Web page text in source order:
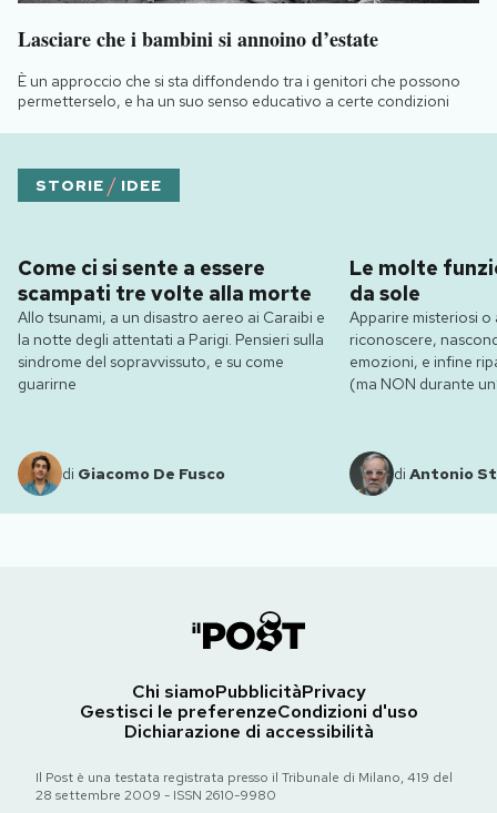
Lasciare che i bambini si annoino d’estate
È un approccio che si sta diffondendo tra i genitori che possono
permetterselo, e ha un suo senso educativo a certe condizioni
STORIE / IDEE
Come ci si sente a essere
scampati tre volte alla morte
Allo tsunami, a un disastro aereo ai Caraibi e
la notte degli attentati a Parigi. Pensieri sulla
sindrome del sopravvissuto, e su come
guarirne
di Giacomo De Fusco
Le molte
da sole
Apparire misteriosi
riconoscere,
emozioni, e infine
(ma NON durante
di Antonio
Chi siamoPubblicitàPrivacy
Gestisci le preferenzeCondizioni d'uso
Dichiarazione di accessibilità
Il Post è una testata registrata presso il Tribunale di Milano, 419 del
28 settembre 2009 - ISSN 2610-9980